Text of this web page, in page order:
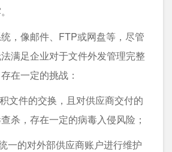
，像邮件、FTP或网盘等，尽管
满足企业对于文件外发管理完整
在一定的挑战：
文件的交换，且对供应商交付的
杀，存在一定的病毒入侵风险；
一的对外部供应商账户进行维护